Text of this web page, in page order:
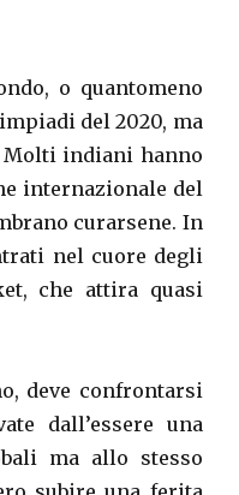
o quantomeno
del 2020, ma
Molti indiani hanno
internazionale del
curarsene. In
nel cuore degli
che attira quasi
deve confrontarsi
dall’essere una
ma allo stesso